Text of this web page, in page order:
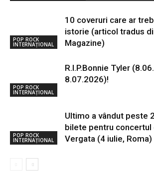
POP ROCK
INTERNAȚIONAL
10 coveruri care ar
istorie (articol tradus
Magazine)
POP ROCK
INTERNAȚIONAL
R.I.P.Bonnie Tyler
8.07.2026)!
POP ROCK
INTERNAȚIONAL
Ultimo a vândut peste
bilete pentru concertul
Vergata (4 iulie, Roma)